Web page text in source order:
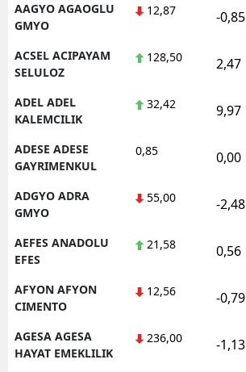
AAGYO AGAOGLU
GMYO
12,87 -0,85
ACSEL ACIPAYAM
SELULOZ
128,50 2,47
ADEL ADEL
KALEMCILIK
32,42 9,97
ADESE ADESE
GAYRIMENKUL
0,85 0,00
ADGYO ADRA
GMYO
55,00 -2,48
AEFES ANADOLU
EFES
21,58 0,56
AFYON AFYON
CIMENTO
12,56 -0,79
AGESA AGESA
HAYAT EMEKLILIK
236,00 -1,13